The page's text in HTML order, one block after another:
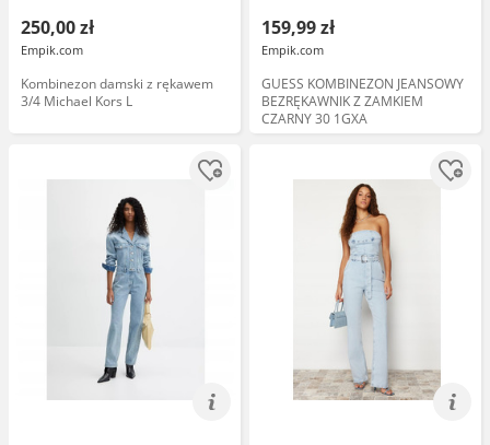
250,00 zł
Empik.com
Kombinezon damski z rękawem
3/4 Michael Kors L
159,99 zł
Empik.com
GUESS KOMBINEZON JEANSOWY
BEZRĘKAWNIK Z ZAMKIEM
CZARNY 30 1GXA